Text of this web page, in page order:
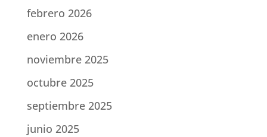
febrero 2026
enero 2026
noviembre 2025
octubre 2025
septiembre 2025
junio 2025